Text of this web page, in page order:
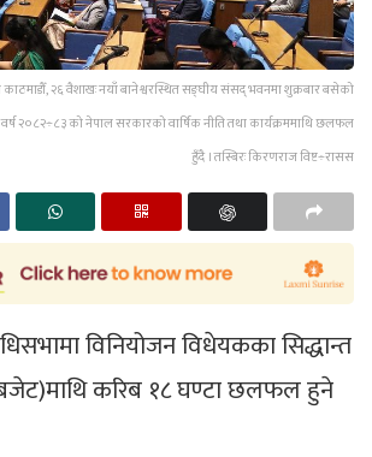
२६ वैशाखः नयाँ बानेश्वरस्थित सङ्घीय संसद् भवनमा शुक्रबार बसेको
२०८२÷८३ को नेपाल सरकारको वार्षिक नीति तथा कार्यक्रममाथि छलफल
हुँदै । तस्बिरः किरणराज विष्ट÷रासस
विनियोजन विधेयकका सिद्धान्त
करिब १८ घण्टा छलफल हुने